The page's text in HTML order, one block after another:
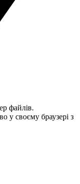
файлів.
у своєму браузері з